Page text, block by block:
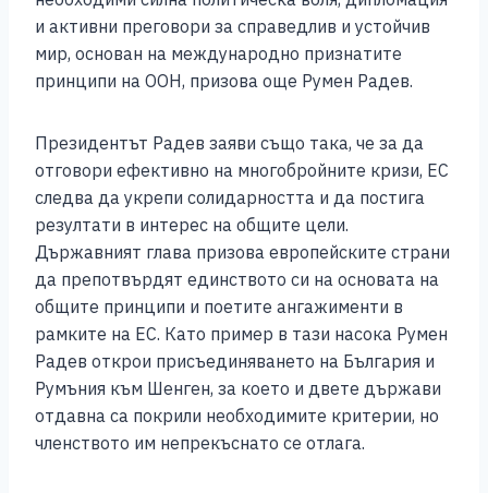
и активни преговори за справедлив и устойчив
мир, основан на международно признатите
принципи на ООН, призова още Румен Радев.
Президентът Радев заяви също така, че за да
отговори ефективно на многобройните кризи, ЕС
следва да укрепи солидарността и да постига
резултати в интерес на общите цели.
Държавният глава призова европейските страни
да препотвърдят единството си на основата на
общите принципи и поетите ангажименти в
рамките на ЕС. Като пример в тази насока Румен
Радев открои присъединяването на България и
Румъния към Шенген, за което и двете държави
отдавна са покрили необходимите критерии, но
членството им непрекъснато се отлага.